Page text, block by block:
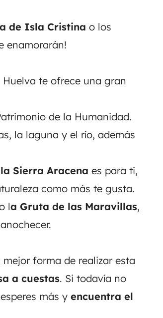
de Isla Cristina o los
enamorarán!
te ofrece una gran
de la Humanidad.
la laguna y el río, además
Sierra Aracena es para ti,
como más te gusta.
la Gruta de las Maravillas,
mejor forma de realizar esta
a cuestas. Si todavía no
más y encuentra el